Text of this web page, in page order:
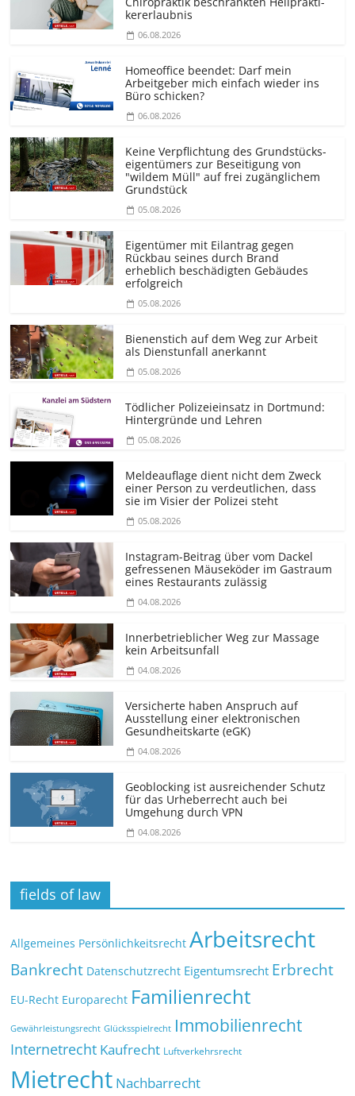
kererlaubnis
06.08.2026
Homeoffice beendet: Darf mein
Arbeitgeber mich einfach wieder ins
Büro schicken?
06.08.2026
Keine Verpflichtung des Grundstücks­
eigentümers zur Beseitigung von
"wildem Müll" auf frei zugänglichem
Grundstück
05.08.2026
Eigentümer mit Eilantrag gegen
Rückbau seines durch Brand
erheblich beschädigten Gebäudes
erfolgreich
05.08.2026
Bienenstich auf dem Weg zur Arbeit
als Dienstunfall anerkannt
05.08.2026
Tödlicher Polizeieinsatz in Dortmund:
Hintergründe und Lehren
05.08.2026
Meldeauflage dient nicht dem Zweck
einer Person zu verdeutlichen, dass
sie im Visier der Polizei steht
05.08.2026
Instagram-Beitrag über vom Dackel
gefressenen Mäuseköder im Gastraum
eines Restaurants zulässig
04.08.2026
Innerbetrieblicher Weg zur Massage
kein Arbeitsunfall
04.08.2026
Versicherte haben Anspruch auf
Ausstellung einer elektronischen
Gesundheitskarte (eGK)
04.08.2026
Geoblocking ist ausreichender Schutz
für das Urheberrecht auch bei
Umgehung durch VPN
04.08.2026
fields of law
Allgemeines Persönlichkeitsrecht Arbeitsrecht
Bankrecht Datenschutzrecht Eigentumsrecht Erbrecht
EU-Recht Europarecht Familienrecht
Gewährleistungsrecht Glücksspielrecht Immobilienrecht
Internetrecht Kaufrecht Luftverkehrsrecht
Mietrecht Nachbarrecht